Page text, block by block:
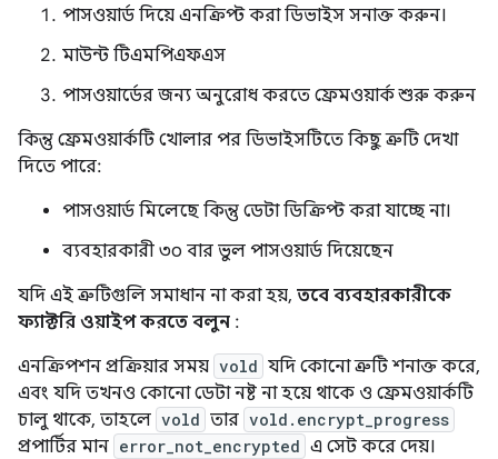
পাসওয়ার্ড দিয়ে এনক্রিপ্ট করা ডিভাইস সনাক্ত করুন।
মাউন্ট টিএমপিএফএস
পাসওয়ার্ডের জন্য অনুরোধ করতে ফ্রেমওয়ার্ক শুরু করুন
কিন্তু ফ্রেমওয়ার্কটি খোলার পর ডিভাইসটিতে কিছু ত্রুটি দেখা
দিতে পারে:
পাসওয়ার্ড মিলেছে কিন্তু ডেটা ডিক্রিপ্ট করা যাচ্ছে না।
ব্যবহারকারী ৩০ বার ভুল পাসওয়ার্ড দিয়েছেন
যদি এই ত্রুটিগুলি সমাধান না করা হয়, তবে ব্যবহারকারীকে
ফ্যাক্টরি ওয়াইপ করতে বলুন :
এনক্রিপশন প্রক্রিয়ার সময় vold যদি কোনো ত্রুটি শনাক্ত করে,
এবং যদি তখনও কোনো ডেটা নষ্ট না হয়ে থাকে ও ফ্রেমওয়ার্কটি
চালু থাকে, তাহলে vold তার vold.encrypt_progress
প্রপার্টির মান error_not_encrypted এ সেট করে দেয়।